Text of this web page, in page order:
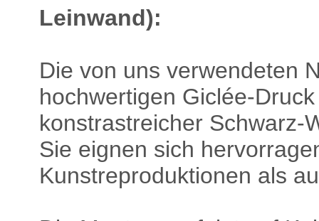
Leinwand):
Die von uns verwendeten
hochwertigen Giclée-
konstrastreicher Schwarz-
Sie eignen sich
Kunstreproduktionen als